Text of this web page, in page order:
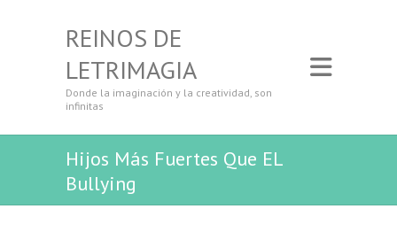
REINOS DE
LETRIMAGIA
Donde la imaginación y la creatividad, son
infinitas
Hijos Más Fuertes Que EL
Bullying